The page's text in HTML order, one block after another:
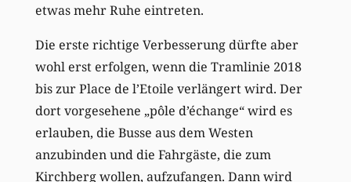
etwas mehr Ruhe eintreten.
Die erste richtige Verbesserung dürfte aber
wohl erst erfolgen, wenn die Tramlinie 2018
bis zur Place de l’Etoile verlängert wird. Der
dort vorgesehene „pôle d’échange“ wird es
erlauben, die Busse aus dem Westen
anzubinden und die Fahrgäste, die zum
Kirchberg wollen, aufzufangen. Dann wird